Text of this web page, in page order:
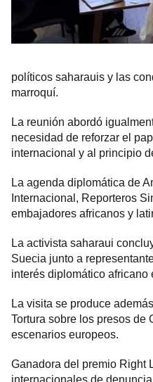
políticos saharauis y las
marroquí.
La reunión abordó
necesidad de reforzar el
internacional y al principio
La agenda diplomática de
Internacional, Reporteros
embajadores africanos y
La activista saharaui
Suecia junto a
interés diplomático africano
La visita se produce
Tortura sobre los presos de
escenarios europeos.
Ganadora del premio Right
internacionales de